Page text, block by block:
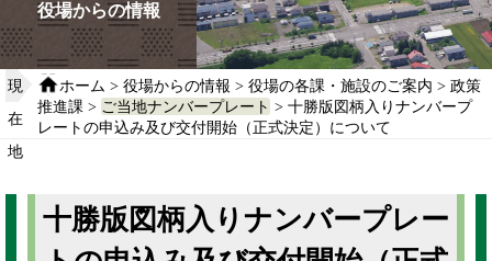
役場からの情報
現
在
地
ホーム > 役場からの情報 > 役場の各課・施設のご案内 > 政策
推進課 > ご当地ナンバープレート > 十勝版図柄入りナンバープ
レートの申込み及び交付開始（正式決定）について
十勝版図柄入りナンバープレー